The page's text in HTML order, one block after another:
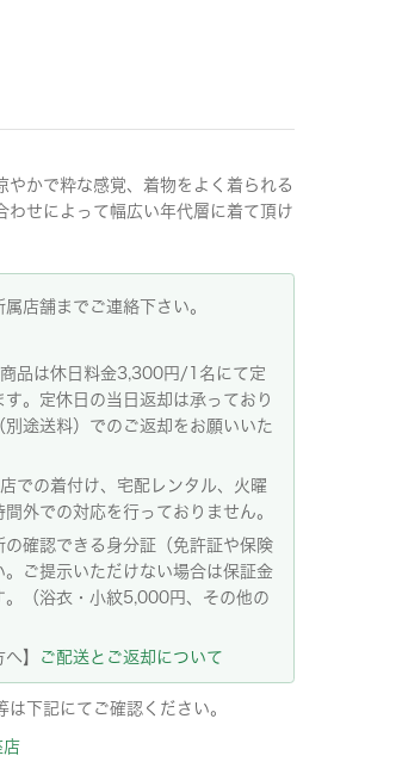
やかで粋な感覚、着物をよく着られる
せによって幅広い年代層に着て頂け
店舗までご連絡下さい。
品は休日料金3,300円/1名にて定
。定休日の当日返却は承っており
途送料）でのご返却をお願いいた
での着付け、宅配レンタル、火曜
外での対応を行っておりません。
確認できる身分証（免許証や保険
ご提示いただけない場合は保証金
。（浴衣・小紋5,000円、その他の
】
ご配送とご返却について
下記にてご確認ください。